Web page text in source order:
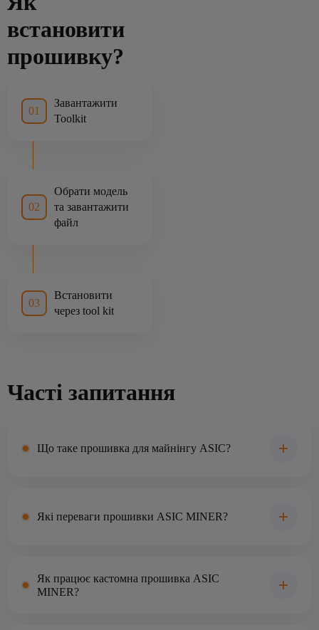
встановити
прошивку?
01
Завантажити
Toolkit
02
Обрати модель
та завантажити
файл
03
Встановити
через tool kit
Часті запитання
Що таке прошивка для майнінгу ASIC?
Які переваги прошивки ASIC MINER?
Як працює кастомна прошивка ASIC
MINER?